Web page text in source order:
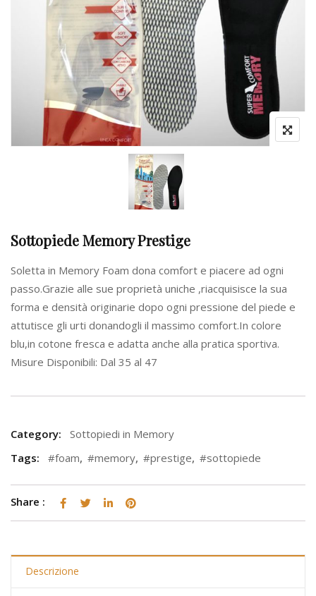
Sottopiede Memory Prestige
Soletta in Memory Foam dona comfort e piacere ad ogni
passo.Grazie alle sue proprietà uniche ,riacquisisce la sua
forma e densità originarie dopo ogni pressione del piede e
attutisce gli urti donandogli il massimo comfort.In colore
blu,in cotone fresca e adatta anche alla pratica sportiva.
Misure Disponibili: Dal 35 al 47
Category:
Sottopiedi in Memory
Tags:
#foam, #memory, #prestige, #sottopiede
Share :
Descrizione